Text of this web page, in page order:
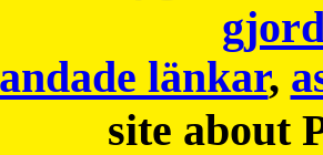
länkar,
site about